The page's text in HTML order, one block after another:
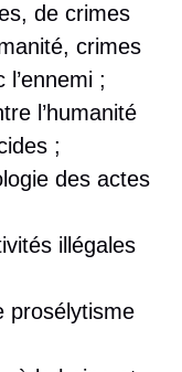
de crimes
crimes
;
l’humanité
;
des actes
illégales
prosélytisme